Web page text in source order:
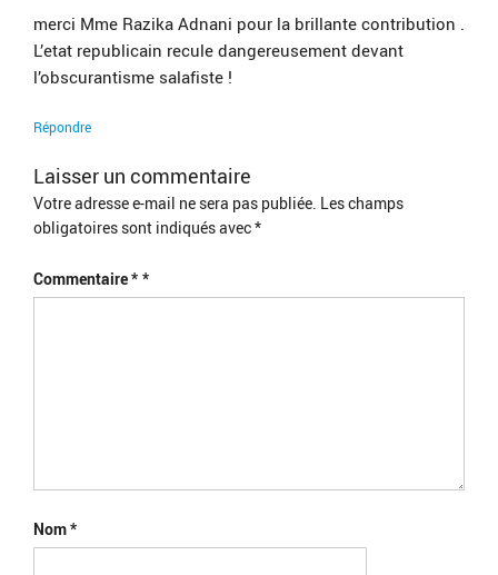
merci Mme Razika Adnani pour la brillante contribution .
L’etat republicain recule dangereusement devant
l’obscurantisme salafiste !
Répondre
Laisser un commentaire
Votre adresse e-mail ne sera pas publiée. Les champs
obligatoires sont indiqués avec*
Commentaire*
Nom*